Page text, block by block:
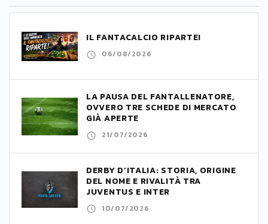
IL FANTACALCIO RIPARTE!
06/08/2026
LA PAUSA DEL FANTALLENATORE,
OVVERO TRE SCHEDE DI MERCATO
GIÀ APERTE
21/07/2026
DERBY D’ITALIA: STORIA, ORIGINE
DEL NOME E RIVALITÀ TRA
JUVENTUS E INTER
10/07/2026